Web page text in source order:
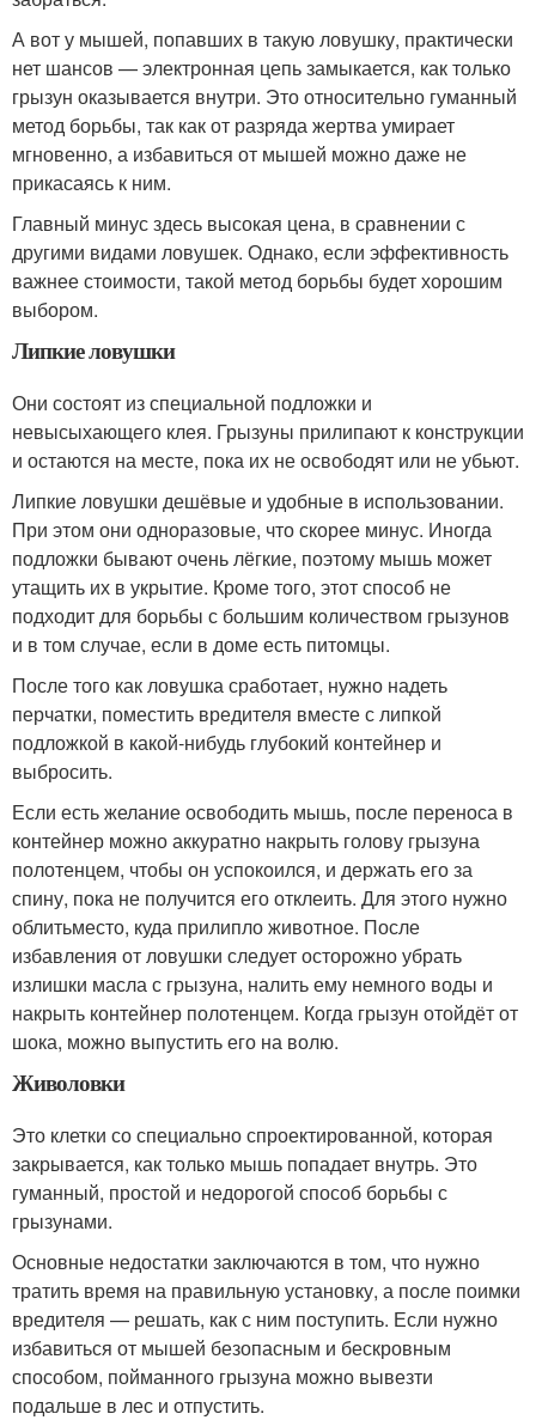
А вот у мышей, попавших в такую ловушку, практически
нет шансов — электронная цепь замыкается, как только
грызун оказывается внутри. Это относительно гуманный
метод борьбы, так как от разряда жертва умирает
мгновенно, а избавиться от мышей можно даже не
прикасаясь к ним.
Главный минус здесь высокая цена, в сравнении с
другими видами ловушек. Однако, если эффективность
важнее стоимости, такой метод борьбы будет хорошим
выбором.
Липкие ловушки
Они состоят из специальной подложки и
невысыхающего клея. Грызуны прилипают к конструкции
и остаются на месте, пока их не освободят или не убьют.
Липкие ловушки дешёвые и удобные в использовании.
При этом они одноразовые, что скорее минус. Иногда
подложки бывают очень лёгкие, поэтому мышь может
утащить их в укрытие. Кроме того, этот способ не
подходит для борьбы с большим количеством грызунов
и в том случае, если в доме есть питомцы.
После того как ловушка сработает, нужно надеть
перчатки, поместить вредителя вместе с липкой
подложкой в какой‑нибудь глубокий контейнер и
выбросить.
Если есть желание освободить мышь, после переноса в
контейнер можно аккуратно накрыть голову грызуна
полотенцем, чтобы он успокоился, и держать его за
спину, пока не получится его отклеить. Для этого нужно
облитьместо, куда прилипло животное. После
избавления от ловушки следует осторожно убрать
излишки масла с грызуна, налить ему немного воды и
накрыть контейнер полотенцем. Когда грызун отойдёт от
шока, можно выпустить его на волю.
Живоловки
Это клетки со специально спроектированной, которая
закрывается, как только мышь попадает внутрь. Это
гуманный, простой и недорогой способ борьбы с
грызунами.
Основные недостатки заключаются в том, что нужно
тратить время на правильную установку, а после поимки
вредителя — решать, как с ним поступить. Если нужно
избавиться от мышей безопасным и бескровным
способом, пойманного грызуна можно вывезти
подальше в лес и отпустить.